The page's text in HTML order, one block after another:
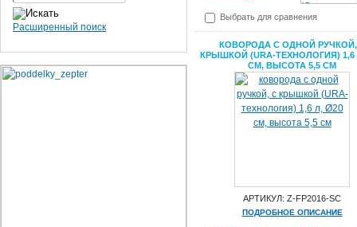
Выбрать для сравнения
КОВОРОДА С ОДНОЙ
КРЫШКОЙ (URA-ТЕХНОЛОГИЯ) 1,6
СМ, ВЫСОТА 5,5 СМ
АРТИКУЛ: Z-FP2016-SC
ПОДРОБНОЕ ОПИСАНИЕ
Расширенный поиск